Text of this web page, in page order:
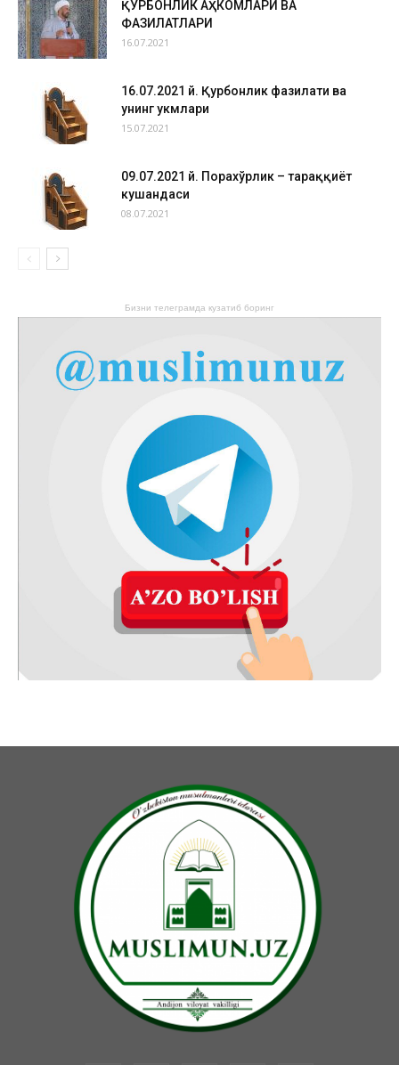
ҚУРБОНЛИК АҲКОМЛАРИ ВА
ФАЗИЛАТЛАРИ
16.07.2021
16.07.2021 й. Қурбонлик фазилати ва
унинг ҳукмлари
15.07.2021
09.07.2021 й. Порахўрлик – тараққиёт
кушандаси
08.07.2021
Бизни телеграмда кузатиб боринг